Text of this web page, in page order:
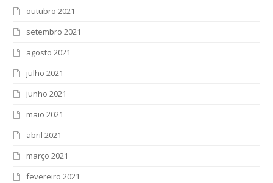
outubro 2021
setembro 2021
agosto 2021
julho 2021
junho 2021
maio 2021
abril 2021
março 2021
fevereiro 2021